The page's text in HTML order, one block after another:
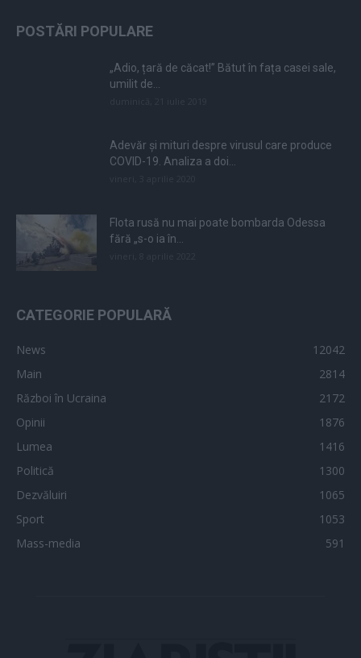
POSTĂRI POPULARE
„Adio, țară de căcat!” Bătut în fața casei sale,
umilit de...
Adevăr și mituri despre virusul care produce
COVID-19. Analiza a doi...
Flota rusă nu mai poate bombarda Odessa
fără „s-o ia în...
CATEGORIE POPULARĂ
News
12042
Main
2814
Război în Ucraina
2172
Opinii
1876
Lumea
1416
Politică
1300
Dezvăluiri
1065
Sport
1053
Mass-media
591